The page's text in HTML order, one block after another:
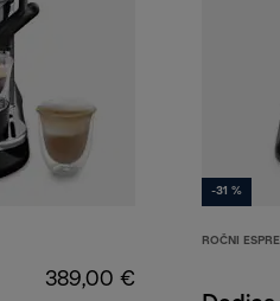
389,00 €
-31 %
ROČNI